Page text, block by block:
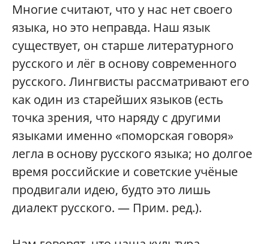
Многие считают, что у нас нет своего
языка, но это неправда. Наш язык
существует, он старше литературного
русского и лёг в основу современного
русского. Лингвисты рассматривают его
как один из старейших языков (есть
точка зрения, что наряду с другими
языками именно «поморская говоря»
легла в основу русского языка; но долгое
время российские и советские учёные
продвигали идею, будто это лишь
диалект русского. — Прим. ред.).